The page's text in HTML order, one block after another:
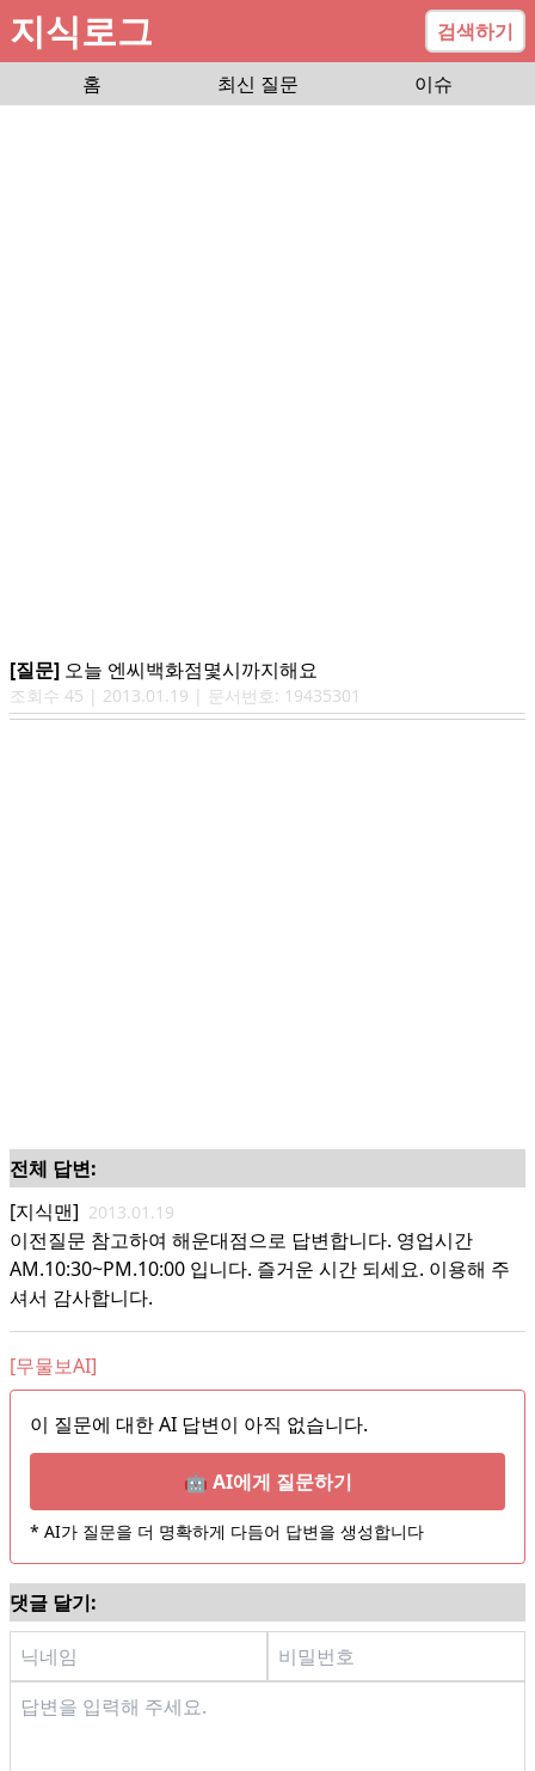
지식로그
검색하기
홈
최신 질문 이슈
[질문] 오늘 엔씨백화점몇시까지해요
조회수 45 | 2013.01.19 | 문서번호: 19435301
전체 답변:
[지식맨] 2013.01.19
이전질문 참고하여 해운대점으로 답변합니다. 영업시간
AM.10:30~PM.10:00 입니다. 즐거운 시간 되세요. 이용해 주
셔서 감사합니다.
[무물보AI]
이 질문에 대한 AI 답변이 아직 없습니다.
🤖 AI에게 질문하기
* AI가 질문을 더 명확하게 다듬어 답변을 생성합니다
댓글 달기: